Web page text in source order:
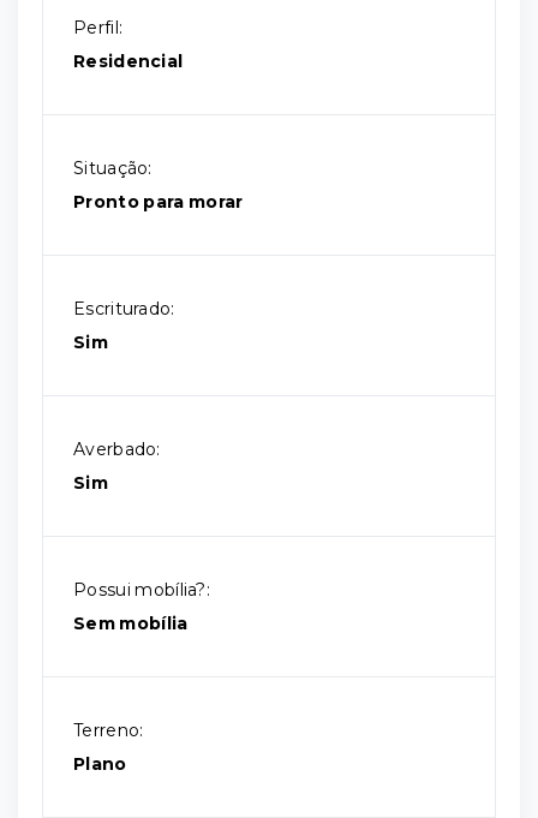
Perfil:
Residencial
Situação:
Pronto para morar
Escriturado:
Sim
Averbado:
Sim
Possui mobília?:
Sem mobília
Terreno:
Plano